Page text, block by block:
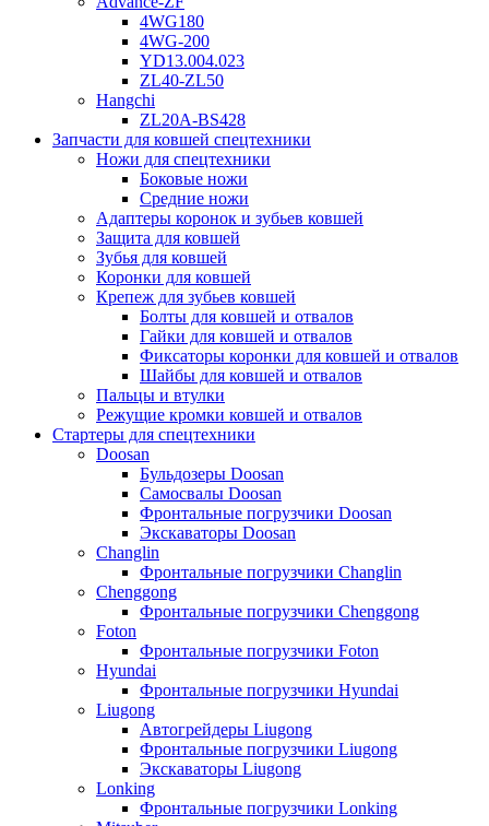
4WG180
4WG-200
YD13.004.023
ZL40-ZL50
Hangchi
ZL20A-BS428
Запчасти для ковшей спецтехники
Ножи для спецтехники
Боковые ножи
Средние ножи
Адаптеры коронок и зубьев ковшей
Защита для ковшей
Зубья для ковшей
Коронки для ковшей
Крепеж для зубьев ковшей
Болты для ковшей и отвалов
Гайки для ковшей и отвалов
Фиксаторы коронки для ковшей и отвалов
Шайбы для ковшей и отвалов
Пальцы и втулки
Режущие кромки ковшей и отвалов
Стартеры для спецтехники
Doosan
Бульдозеры Doosan
Самосвалы Doosan
Фронтальные погрузчики Doosan
Экскаваторы Doosan
Changlin
Фронтальные погрузчики Changlin
Chenggong
Фронтальные погрузчики Chenggong
Foton
Фронтальные погрузчики Foton
Hyundai
Фронтальные погрузчики Hyundai
Liugong
Автогрейдеры Liugong
Фронтальные погрузчики Liugong
Экскаваторы Liugong
Lonking
Фронтальные погрузчики Lonking